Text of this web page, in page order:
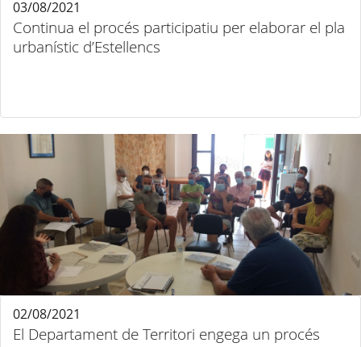
Continua el procés participatiu per elaborar el pla
urbanístic d’Estellencs
03/08/2021
El Departament de Territori engega un procés
02/08/2021